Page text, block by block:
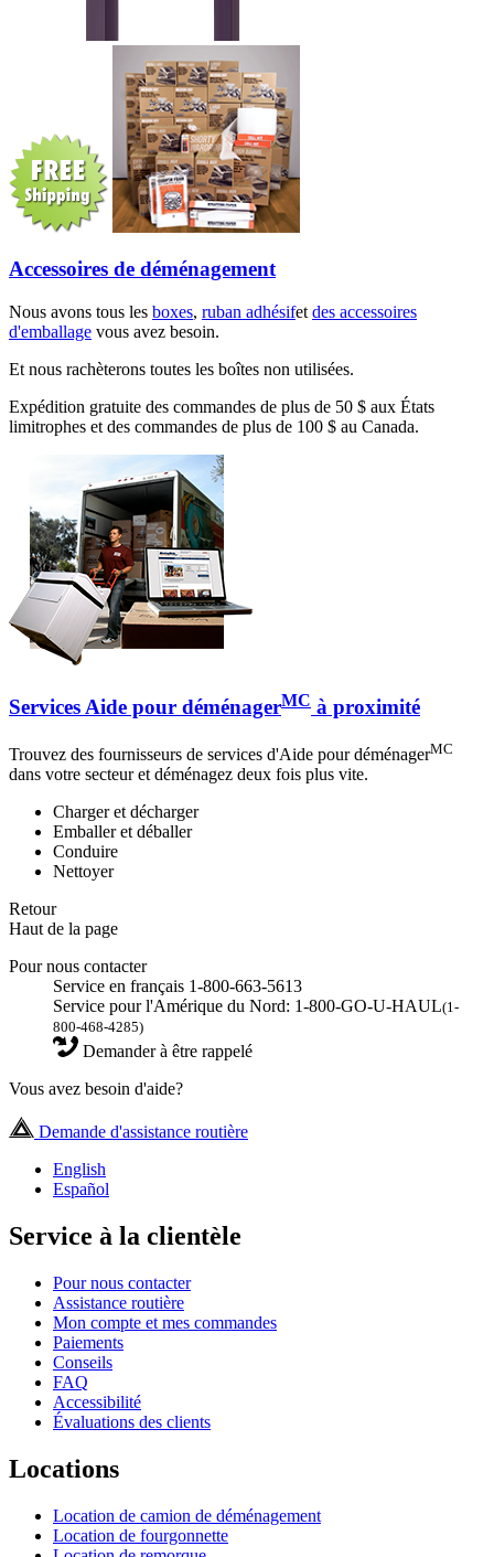
Accessoires de déménagement
Nous avons tous les boxes, ruban adhésifet des accessoires
d'emballage vous avez besoin.
Et nous rachèterons toutes les boîtes non utilisées.
Expédition gratuite des commandes de plus de 50 $ aux États
limitrophes et des commandes de plus de 100 $ au Canada.
Services Aide pour déménagerMC à proximité
Trouvez des fournisseurs de services d'Aide pour déménagerMC
dans votre secteur et déménagez deux fois plus vite.
Charger et décharger
Emballer et déballer
Conduire
Nettoyer
Retour
Haut de la page
Pour nous contacter
Service en français 1-800-663-5613
Service pour l'Amérique du Nord: 1-800-GO-U-HAUL(1-
800-468-4285)
Demander à être rappelé
Vous avez besoin d'aide?
Demande d'assistance routière
English
Español
Service à la clientèle
Pour nous contacter
Assistance routière
Mon compte et mes commandes
Paiements
Conseils
FAQ
Accessibilité
Évaluations des clients
Locations
Location de camion de déménagement
Location de fourgonnette